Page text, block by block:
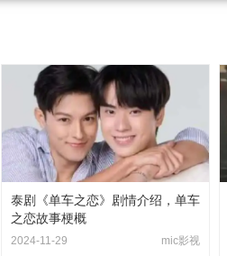
泰剧《单车之恋》剧情介绍，单车
之恋故事梗概
2024-11-29 mic影视